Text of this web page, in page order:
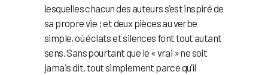
lesquelles chacun des auteurs s’est inspiré de
sa propre vie ; et deux pièces au verbe
simple, où éclats et silences font tout autant
sens. Sans pourtant que le « vrai » ne soit
jamais dit, tout simplement parce qu’il